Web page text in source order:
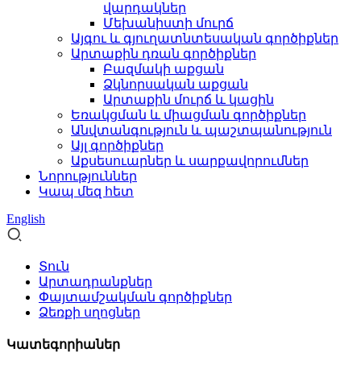
վարդակներ
Մեխանիստի մուրճ
Այգու և գյուղատնտեսական գործիքներ
Արտաքին դռան գործիքներ
Բազմակի աքցան
Ձկնորսական աքցան
Արտաքին մուրճ և կացին
Եռակցման և միացման գործիքներ
Անվտանգություն և պաշտպանություն
Այլ գործիքներ
Աքսեսուարներ և սարքավորումներ
Նորություններ
Կապ մեզ հետ
English
Տուն
Արտադրանքներ
Փայտամշակման գործիքներ
Ձեռքի սղոցներ
Կատեգորիաներ